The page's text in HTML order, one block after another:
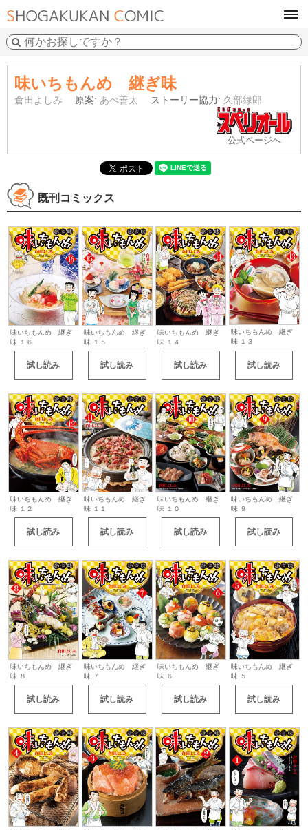
味いちもんめ 継ぎ味
倉田よしみ 原案: あべ善太 ストーリー協力: 久部緑郎
公式ページへ
既刊コミックス
味いちもんめ 継ぎ
味 １６
試し読み
味いちもんめ 継ぎ
味 １５
試し読み
味いちもんめ 継ぎ
味 １４
試し読み
味いちもんめ 継ぎ
味 １３
試し読み
味いちもんめ 継ぎ
味 １２
試し読み
味いちもんめ 継ぎ
味 １１
試し読み
味いちもんめ 継ぎ
味 １０
試し読み
味いちもんめ 継ぎ
味 ９
試し読み
味いちもんめ 継ぎ
味 ８
試し読み
味いちもんめ 継ぎ
味 ７
試し読み
味いちもんめ 継ぎ
味 ６
試し読み
味いちもんめ 継ぎ
味 ５
試し読み